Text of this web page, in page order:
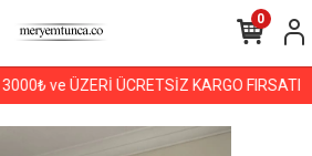
3000₺ ve ÜZERİ ÜCRETSİZ KARGO FIRSATI
0